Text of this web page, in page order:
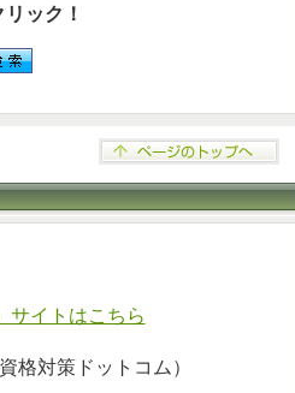
ック！
サイトはこちら
資格対策ドットコム）